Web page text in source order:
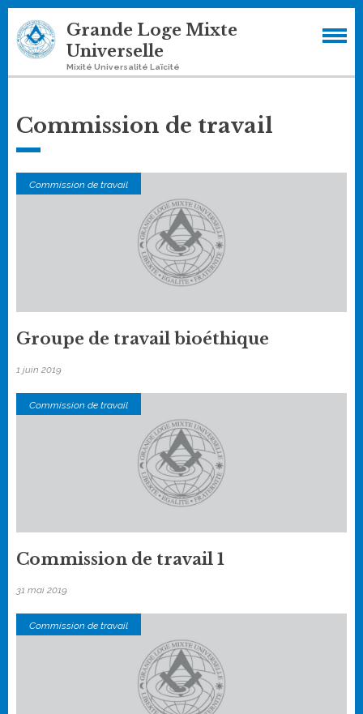
Skip
to
content
Grande Loge Mixte
Universelle
Mixité Universalité Laïcité
Commission de travail
Commission de travail
Groupe de travail bioéthique
1 juin 2019
Commission de travail
Commission de travail 1
31 mai 2019
Commission de travail